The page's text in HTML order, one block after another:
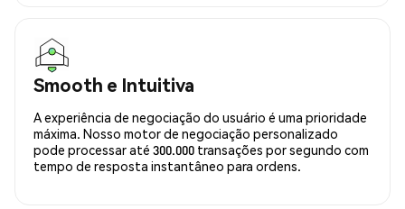
Smooth e Intuitiva
A experiência de negociação do usuário é uma prioridade
máxima. Nosso motor de negociação personalizado
pode processar até 300.000 transações por segundo com
tempo de resposta instantâneo para ordens.